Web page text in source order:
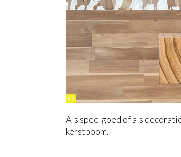
©
Als speelgoed of als
kerstboom.